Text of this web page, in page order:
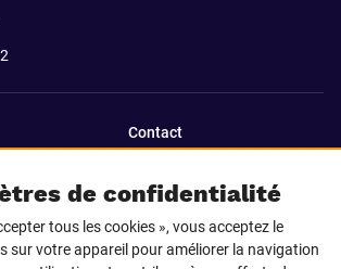
de confidentialité
tous les cookies », vous acceptez le
sur votre appareil pour améliorer la navigation
Contact
LinkedIn